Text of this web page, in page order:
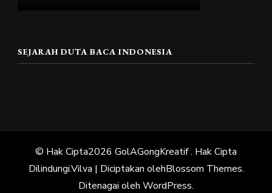
SEJARAH DUTA BACA INDONESIA
© Hak Cipta2026 GolAGongKreatif. Hak Cipta
Dilindungi.Vilva | Diciptakan olehBlossom Themes.
Ditenagai oleh WordPress.